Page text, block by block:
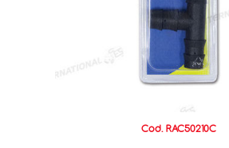
Cod. RAC50210C